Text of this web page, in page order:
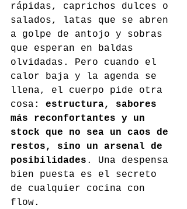
rápidas, caprichos dulces o
salados, latas que se abren
a golpe de antojo y sobras
que esperan en baldas
olvidadas. Pero cuando el
calor baja y la agenda se
llena, el cuerpo pide otra
cosa: estructura, sabores
más reconfortantes y un
stock que no sea un caos de
restos, sino un arsenal de
posibilidades . Una despensa
bien puesta es el secreto
de cualquier cocina con
flow.